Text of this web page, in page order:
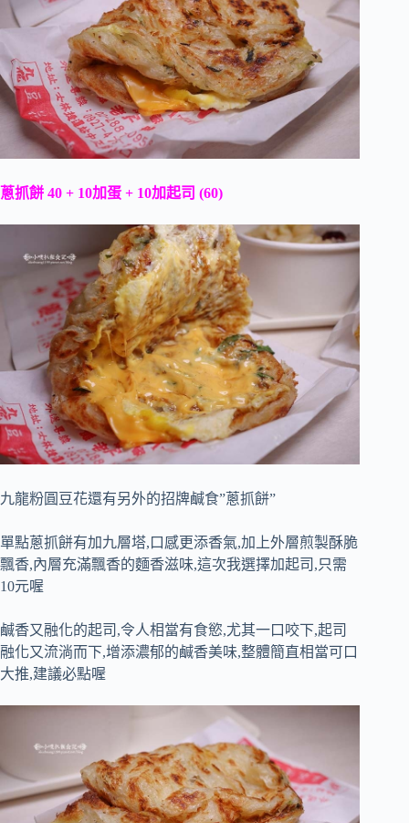
蔥抓餅 40 + 10加蛋 + 10加起司 (60)
九龍粉圓豆花還有另外的招牌鹹食”蔥抓餅”
單點蔥抓餅有加九層塔,口感更添香氣,加上外層煎製酥脆
飄香,內層充滿飄香的麵香滋味,這次我選擇加起司,只需
10元喔
鹹香又融化的起司,令人相當有食慾,尤其一口咬下,起司
融化又流淌而下,增添濃郁的鹹香美味,整體簡直相當可口
大推,建議必點喔